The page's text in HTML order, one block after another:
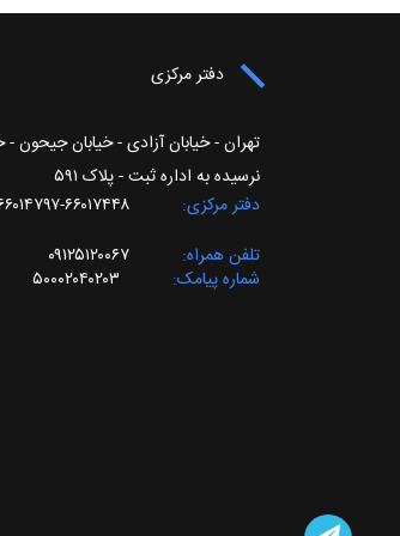
دفتر مرکزی
تهران - خیابان آزادی - خیابان جیحون -
نرسیده به اداره ثبت - پلاک ۵۹۱
دفتر مرکزی
۶۶۰۱۷۴۴۸-۶۶۰۱۴۷۹۷
تلفن همراه
۰۹۱۲۵۱۲۰۰۶۷
شماره پیامک
۵۰۰۰۲۰۴۰۲۰۳